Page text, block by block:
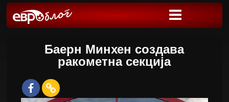
Баерн Минхен создава
ракометна секција